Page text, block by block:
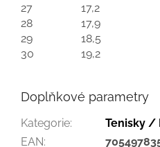
27
17,2
28
17,9
29
18,5
30
19,2
Doplňkové parametry
Kategorie:
Tenisky /
EAN: